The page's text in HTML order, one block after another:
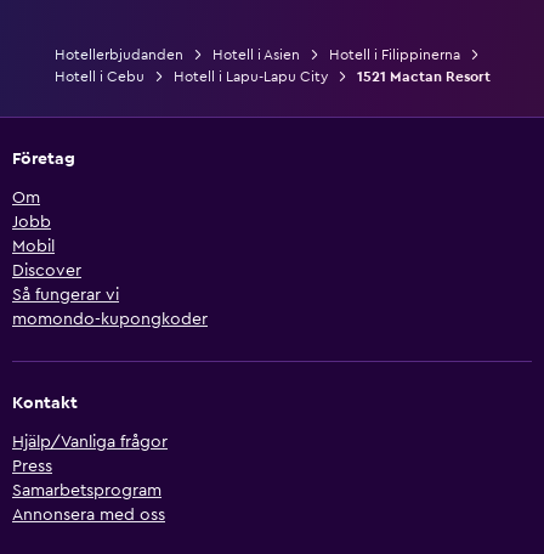
Hotellerbjudanden Hotell i Asien
Hotell i Filippinerna
Hotell i Cebu
Hotell i Lapu-Lapu City 1521 Mactan Resort
Företag
Om
Jobb
Mobil
Discover
Så fungerar vi
momondo-kupongkoder
Kontakt
Hjälp/Vanliga frågor
Press
Samarbetsprogram
Annonsera med oss